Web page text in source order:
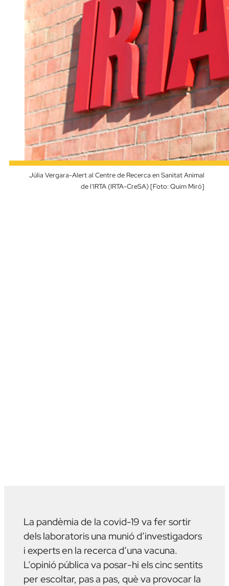
Júlia Vergara-Alert al Centre de Recerca en Sanitat Animal
de l’IRTA (IRTA-CreSA) [Foto: Quim Miró]
La pandèmia de la covid-19 va fer sortir
dels laboratoris una munió d’investigadors
i experts en la recerca d’una vacuna.
L’opinió pública va posar-hi els cinc sentits
per escoltar, pas a pas, què va provocar la